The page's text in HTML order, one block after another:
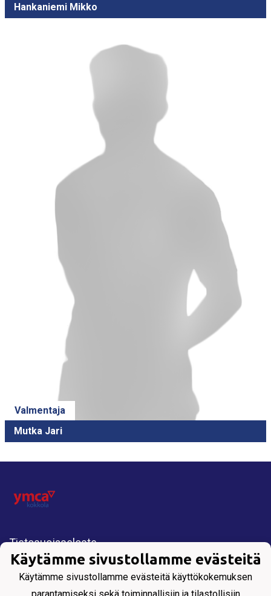
Hankaniemi Mikko
Valmentaja
Mutka Jari
Tietosuojaseloste
KORIPALLOSEURA KOKKOLASTA
Käytämme sivustollamme evästeitä
Käytämme sivustollamme evästeitä käyttökokemuksen